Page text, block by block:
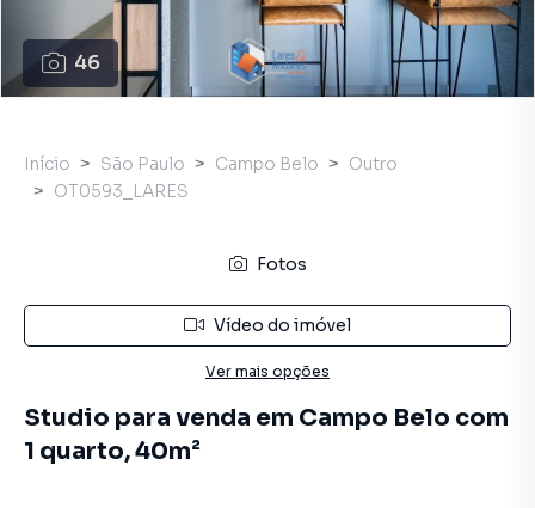
46
Início São Paulo Campo Belo
Outro
OT0593_LARES
Fotos
Vídeo do imóvel
Ver mais opções
Studio para venda em Campo Belo com
1 quarto, 40m²